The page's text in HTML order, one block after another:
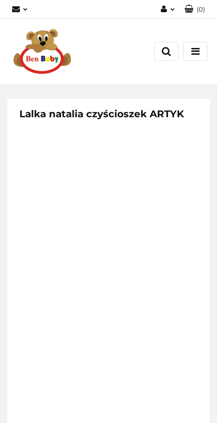
Zarejestruj się
Dodaj zgłoszenie
(0)
Lalka natalia czyścioszek ARTYK